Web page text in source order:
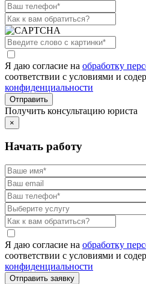
Я даю согласие на обработку
соответствии с условиями и
конфиденциальности
Получить консультацию юриста
×
Начать работу
Я даю согласие на обработку
соответствии с условиями и
конфиденциальности